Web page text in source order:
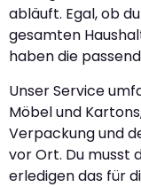
abläuft. Egal, ob
gesamten
haben die
Unser Service
Möbel und
Verpackung und
vor Ort. Du musst
erledigen das für